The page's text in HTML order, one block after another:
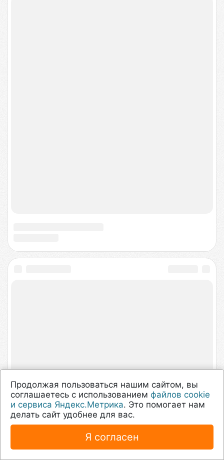
оставив заявку на сайте.
© 2015-2026
Информация
Услуги
Политика конфиденциальности
Продолжая пользоваться нашим сайтом, вы
соглашаетесь с использованием файлов cookie
и сервиса Яндекс.Метрика. Это помогает нам
делать сайт удобнее для вас.
Я согласен